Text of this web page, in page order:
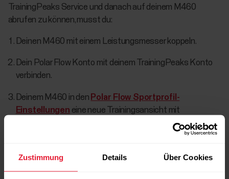
Zustimmung Details Über Cookies
TrainingPeaks Service und danach auf deinem M460
abrufen zu können, musst du:
Deinen M460 mit einem Leistungsmesser koppeln.
Dein Polar Flow Konto mit deinem TrainingPeaks Konto
verbinden.
Deinem M460 in den Polar Flow Sportprofil-
Einstellungen eine neue Trainingsansicht mit
Dein TrainingPeaks und dein Polar Flow Konto im Polar Flow